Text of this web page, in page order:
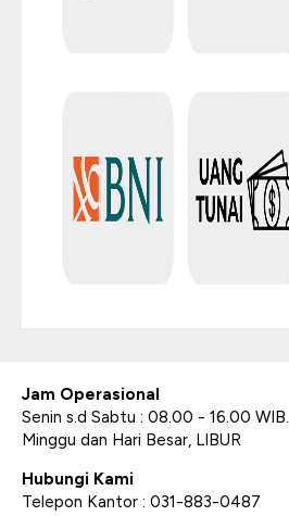
Jam Operasional
Senin s.d Sabtu : 08.00 - 16.00 WIB.
Minggu dan Hari Besar, LIBUR
Hubungi Kami
Telepon Kantor : 031-883-0487